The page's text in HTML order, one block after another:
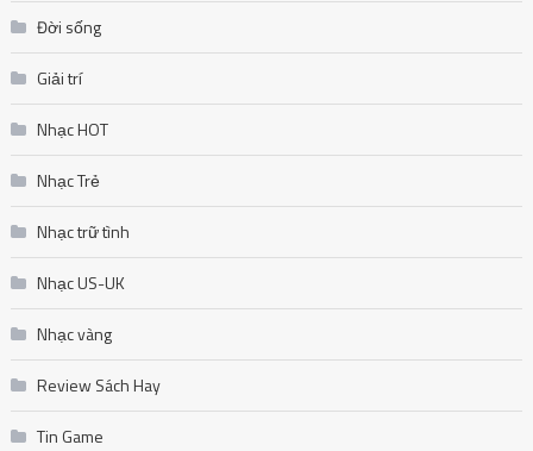
Đời sống
Giải trí
Nhạc HOT
Nhạc Trẻ
Nhạc trữ tình
Nhạc US-UK
Nhạc vàng
Review Sách Hay
Tin Game